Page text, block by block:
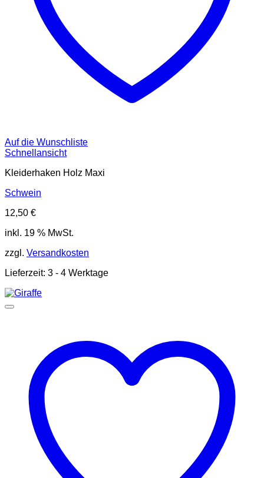
Auf die Wunschliste
Schnellansicht
Kleiderhaken Holz Maxi
Schwein
12,50 €
inkl. 19 % MwSt.
zzgl. Versandkosten
Lieferzeit: 3 - 4 Werktage